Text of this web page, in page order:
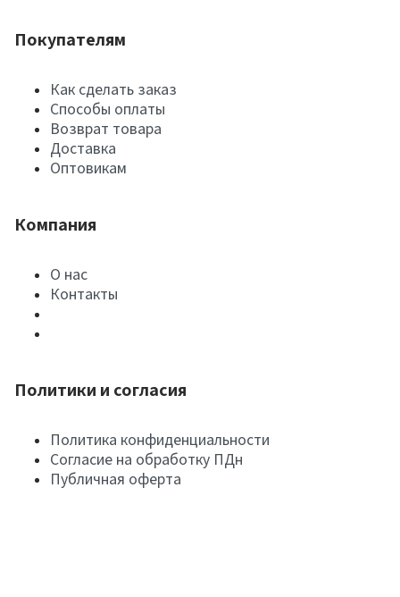
Покупателям
Как сделать заказ
Способы оплаты
Возврат товара
Доставка
Оптовикам
Компания
О нас
Контакты
Политики и согласия
Политика конфиденциальности
Согласие на обработку ПДн
Публичная оферта